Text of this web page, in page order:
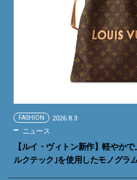
FASHION 2026.8.3
ニュース
【ルイ・ヴィトン新作】軽やか
ルクテック｣を使用したモノグラ